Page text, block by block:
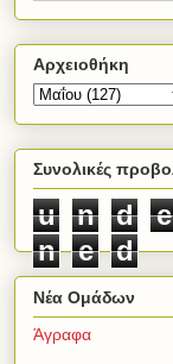
Αρχειοθήκη
Συνολικές
u n d e
n
e d
Νέα Ομάδων
Άγραφα